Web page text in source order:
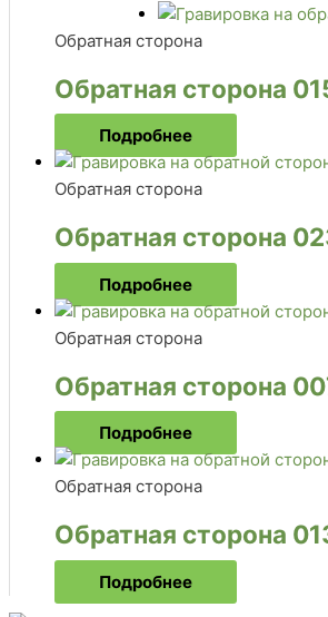
Обратная сторона
Обратная сторона
Подробнее
Обратная сторона
Обратная сторона
Подробнее
Обратная сторона
Обратная сторона
Подробнее
Обратная сторона
Обратная сторона
Подробнее